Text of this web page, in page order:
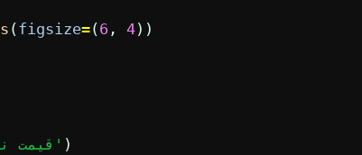
(figsize=(6 , 4))
'قیمت نفت برنت' )